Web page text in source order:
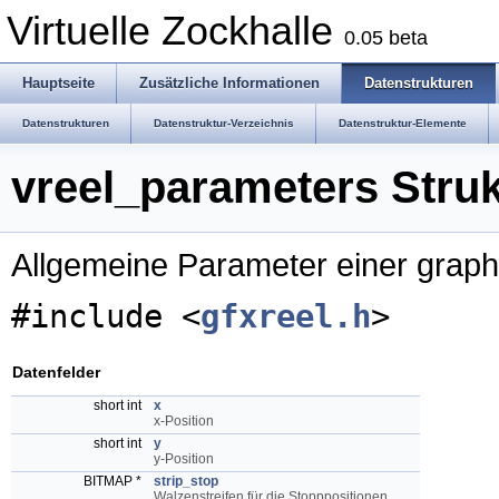
Virtuelle Zockhalle 0.05 beta
Hauptseite Zusätzliche Informationen Datenstrukturen
Datenstrukturen Datenstruktur-Verzeichnis Datenstruktur-Elemente
vreel_parameters
Allgemeine Parameter einer
#include <gfxreel.h>
Datenfelder
short int
x
x-Position
short int
y
y-Position
BITMAP *
strip_stop